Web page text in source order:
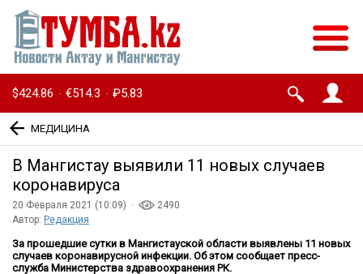
$424.86 · €514.3 · ₽5.83
МЕДИЦИНА
В Мангистау выявили 11 новых случаев
коронавируса
20 Февраля 2021 (10:09) ·
2490
Автор: Редакция
За прошедшие сутки в Мангистауской области выявлены 11 новых
случаев коронавирусной инфекции. Об этом сообщает пресс-
служба Министерства здравоохранения РК.